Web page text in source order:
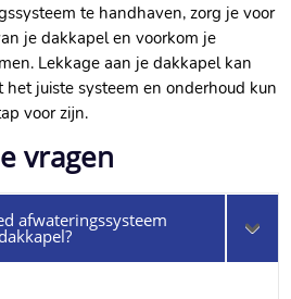
te handhaven, zorg je voor
je dakkapel en voorkom je
Lekkage aan je dakkapel kan
juiste systeem en onderhoud kun
voor zijn.​
vragen
afwateringssysteem